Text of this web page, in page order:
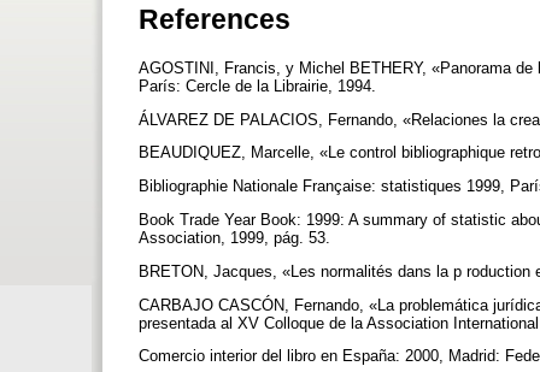
References
AGOSTINI, Francis, y Michel BETHERY, «Panorama
París: Cercle de la Librairie, 1994.
ÁLVAREZ DE PALACIOS, Fernando, «Relaciones la
BEAUDIQUEZ, Marcelle, «Le control bibliographique
Bibliographie Nationale Française: statistiques 1999,
Book Trade Year Book: 1999: A summary of statistic
Association, 1999, pág. 53.
BRETON, Jacques, «Les normalités dans la p
CARBAJO CASCÓN, Fernando, «La problemática
presentada al XV Colloque de la Association
Comercio interior del libro en España: 2000, Madrid: